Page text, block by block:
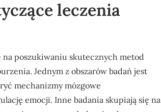
leczenia
poszukiwaniu skutecznych metod
Jednym z obszarów badań jest
mechanizmy mózgowe
emocji. Inne badania skupiają się na